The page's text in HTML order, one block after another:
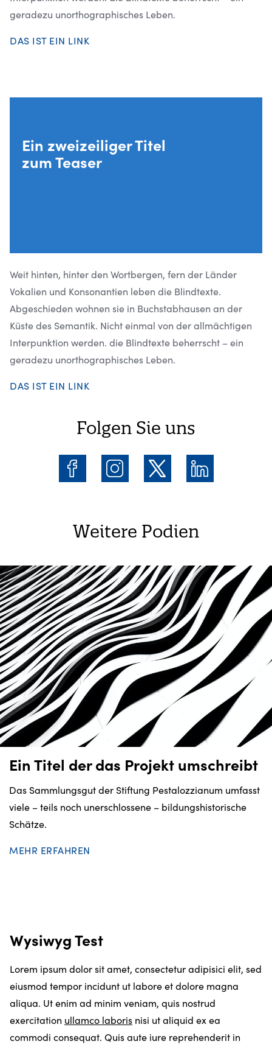
geradezu unorthographisches Leben.
DAS IST EIN LINK
Ein zweizeiliger Titel
zum Teaser
Weit hinten, hinter den Wortbergen, fern der Länder
Vokalien und Konsonantien leben die Blindtexte.
Abgeschieden wohnen sie in Buchstabhausen an der
Küste des Semantik. Nicht einmal von der allmächtigen
Interpunktion werden. die Blindtexte beherrscht – ein
geradezu unorthographisches Leben.
DAS IST EIN LINK
Folgen Sie uns
Weitere Podien
Ein Titel der das Projekt umschreibt
Das Sammlungsgut der Stiftung Pestalozzianum umfasst
viele – teils noch unerschlossene – bildungshistorische
Schätze.
MEHR ERFAHREN
Wysiwyg Test
Lorem ipsum dolor sit amet, consectetur adipisici elit, sed
eiusmod tempor incidunt ut labore et dolore magna
aliqua. Ut enim ad minim veniam, quis nostrud
exercitation ullamco laboris nisi ut aliquid ex ea
commodi consequat. Quis aute iure reprehenderit in